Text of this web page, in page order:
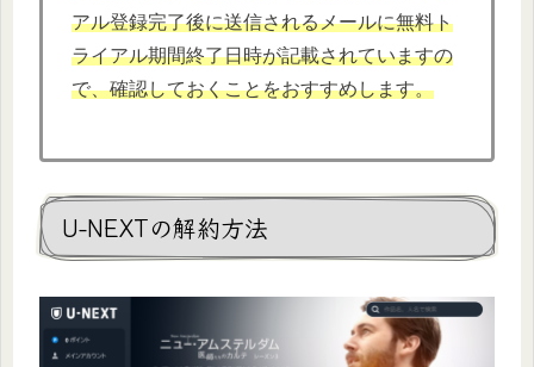
アル登録完了後に送信されるメールに無料ト
ライアル期間終了日時が記載されていますの
で、確認しておくことをおすすめします。
U-NEXTの解約方法